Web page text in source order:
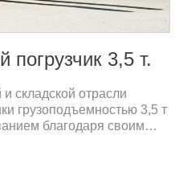
3,5 т.
складской отрасли
грузоподъемностью 3,5 т
благодаря своим
то этот вилочный
кг, номинальную